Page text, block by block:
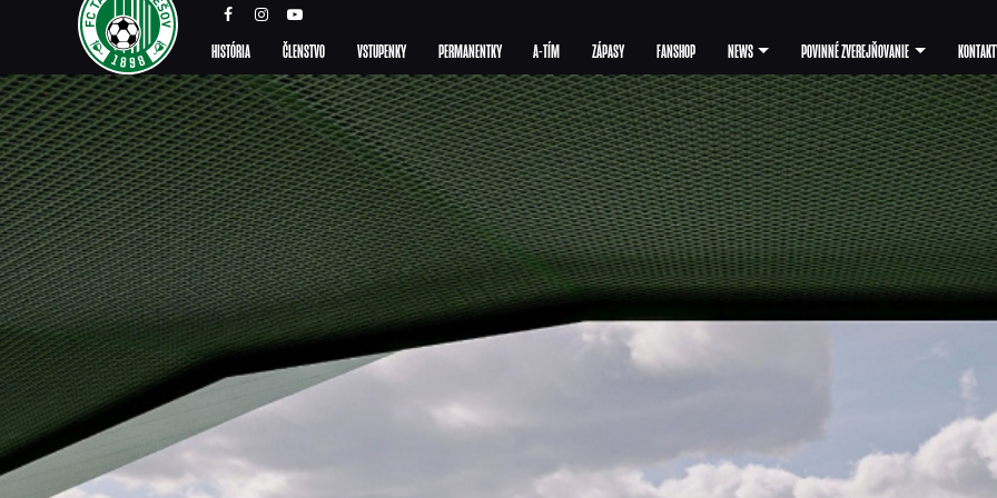
HISTÓRIA ČLENSTVO VSTUPENKY PERMANENTKY A-TÍM ZÁPASY FANSHOP NEWS POVINNÉ ZVEREJŇOVANIE